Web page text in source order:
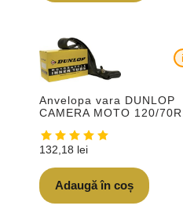
Anvelopa vara DUNLOP
CAMERA MOTO 120/
i
132,18 lei
Adaugă în coș